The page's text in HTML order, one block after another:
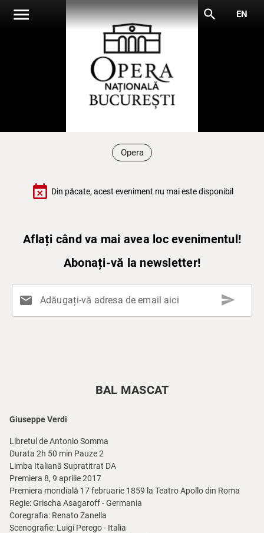
menu search EN
Opera
event_busy Din păcate, acest eveniment nu mai este disponibil
Aflați când va mai avea loc evenimentul!
Abonați-vă la newsletter!
mail Adăugați-vă adresa de email aici send
BAL MASCAT
Giuseppe Verdi
Libretul de Antonio Somma
Durata 2h 50 min Pauze 2
Limba Italiană Supratitrat DA
Premiera 8, 9 aprilie 2017
Premiera mondială 17 februarie 1859 la Teatro Apollo din Roma
Regie: Grischa Asagaroff - Germania
Coregrafia: Renato Zanella
Scenografie: Luigi Perego - Italia